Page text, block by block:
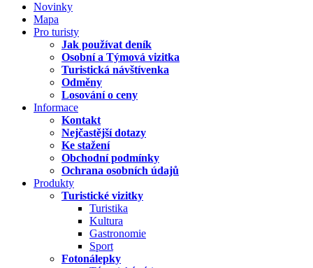
Novinky
Mapa
Pro turisty
Jak používat deník
Osobní a Týmová vizitka
Turistická návštívenka
Odměny
Losování o ceny
Informace
Kontakt
Nejčastější dotazy
Ke stažení
Obchodní podmínky
Ochrana osobních údajů
Produkty
Turistické vizitky
Turistika
Kultura
Gastronomie
Sport
Fotonálepky